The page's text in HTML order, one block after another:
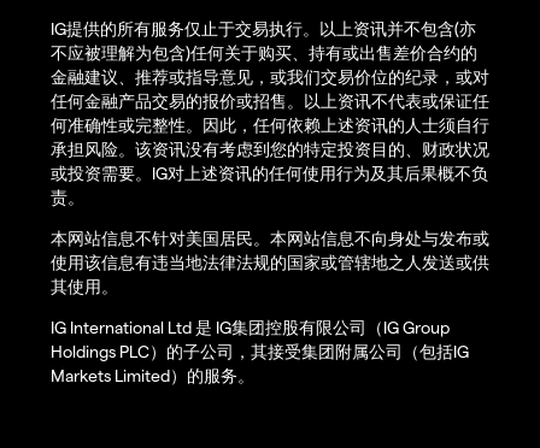
IG提供的所有服务仅止于交易执行。以上资讯并不包含(亦
不应被理解为包含)任何关于购买、持有或出售差价合约的
金融建议、推荐或指导意见，或我们交易价位的纪录，或对
任何金融产品交易的报价或招售。以上资讯不代表或保证任
何准确性或完整性。因此，任何依赖上述资讯的人士须自行
承担风险。该资讯没有考虑到您的特定投资目的、财政状况
或投资需要。IG对上述资讯的任何使用行为及其后果概不负
责。
本网站信息不针对美国居民。本网站信息不向身处与发布或
使用该信息有违当地法律法规的国家或管辖地之人发送或供
其使用。
IG International Ltd 是 IG集团控股有限公司（IG Group
Holdings PLC）的子公司，其接受集团附属公司（包括IG
Markets Limited）的服务。